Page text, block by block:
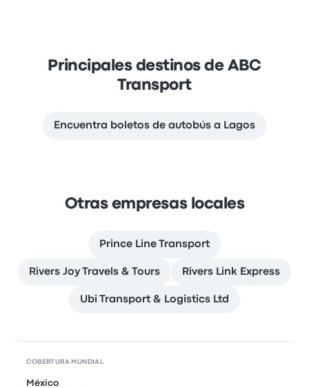
Principales destinos de ABC
Transport
Encuentra boletos de autobús a Lagos
Otras empresas locales
Prince Line Transport
Rivers Joy Travels & Tours Rivers Link Express
Ubi Transport & Logistics Ltd
COBERTURA MUNDIAL
México